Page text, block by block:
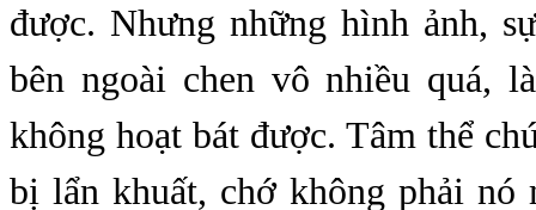
được. Nhưng những hình ảnh,
bên ngoài chen vô nhiều quá,
không hoạt bát được. Tâm thể
bị lẩn khuất, chớ không phải nó